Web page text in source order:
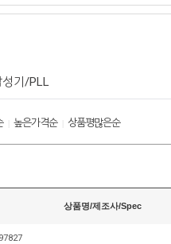
기/PLL
| 높은가격순| 상품평많은순
상품명/제조사/Spec